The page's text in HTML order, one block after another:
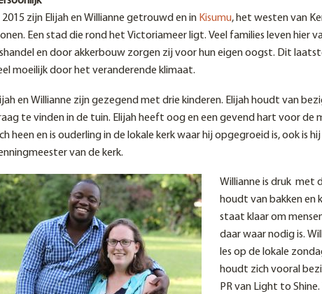
2015 zijn Elijah en Willianne getrouwd en in Kisumu, het westen van
Een stad die rond het Victoriameer ligt. Veel families leven hier
en door akkerbouw zorgen zij voor hun eigen oogst. Dit
moeilijk door het veranderende klimaat.
en Willianne zijn gezegend met drie kinderen. Elijah houdt van
te vinden in de tuin. Elijah heeft oog en een gevend hart voor de
heen en is ouderling in de lokale kerk waar hij opgegroeid is, ook is hij
van de kerk.
Willianne is druk met
houdt van bakken en
staat klaar om
daar waar nodig is.
les op de lokale
houdt zich vooral
PR van Light to